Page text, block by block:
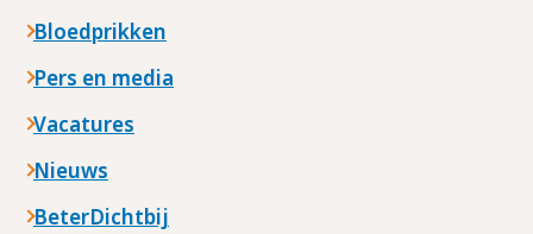
Bloedprikken
Pers en media
Vacatures
Nieuws
BeterDichtbij